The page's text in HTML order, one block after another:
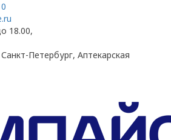
18.00,
Петербург, Аптекарская